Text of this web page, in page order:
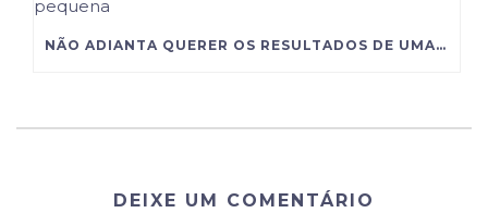
NÃO ADIANTA QUERER OS RESULTADOS DE UMA GRANDE EMPRESA SE VOCÊ INSISTE EM ADMINISTRAR COMO UMA PEQUENA
DEIXE UM COMENTÁRIO